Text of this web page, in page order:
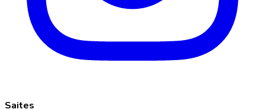
Saites